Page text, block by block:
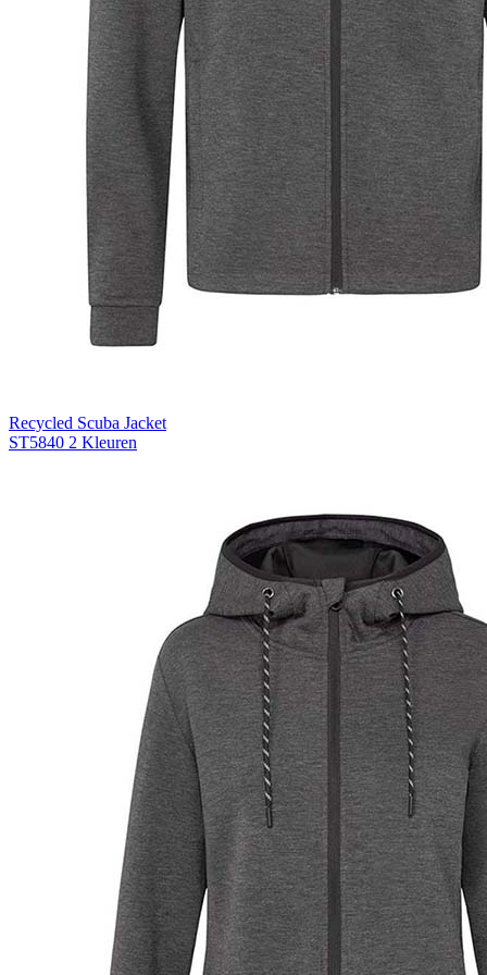
Light Grey Melange (LGM)
Recycled Scuba Jacket
ST5840 2 Kleuren